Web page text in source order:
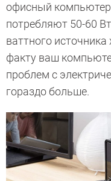
офисный
потребляют 50-60
ваттного
факту ваш
проблем с
гораздо больше.